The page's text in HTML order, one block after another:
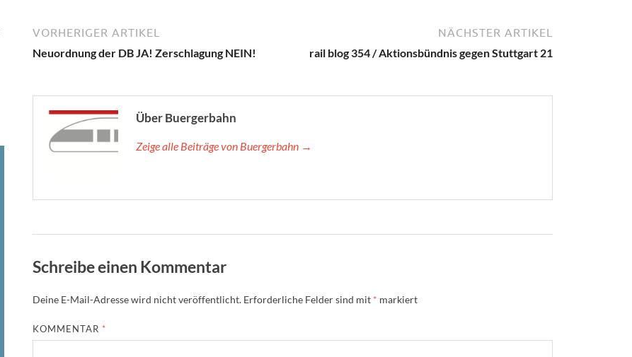
VORHERIGER ARTIKEL
Neuordnung der DB JA! Zerschlagung NEIN!
NÄCHSTER ARTIKEL
rail blog 354 / Aktionsbündnis gegen Stuttgart 21
Über Buergerbahn
Zeige alle Beiträge von Buergerbahn →
Schreibe einen Kommentar
Deine E-Mail-Adresse wird nicht veröffentlicht. Erforderliche Felder sind mit * markiert
KOMMENTAR *